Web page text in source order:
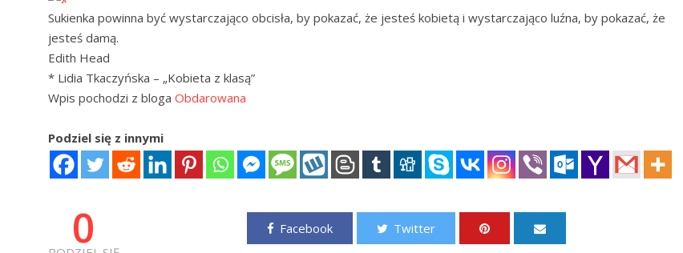
Sukienka powinna być wystarczająco obcisła, by pokazać, że jesteś kobietą i wystarczająco luźna, by pokazać, że
jesteś damą.
Edith Head
* Lidia Tkaczyńska – „Kobieta z klasą”
Wpis pochodzi z bloga Obdarowana
Podziel się z innymi
0 Facebook Twitter